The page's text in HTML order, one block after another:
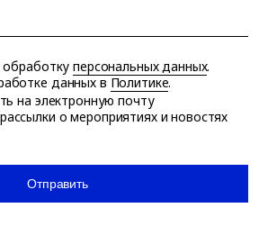
обработкуперсональных данных.
данных в Политике.
на электронную почту
о мероприятиях и новостях
Отправить